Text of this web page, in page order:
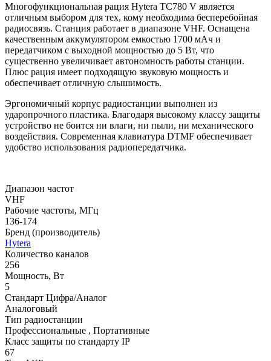
Многофункциональная рация Hytera TC780 V является
отличным выбором для тех, кому необходима бесперебойная
радиосвязь. Станция работает в диапазоне VHF. Оснащена
качественным аккумулятором емкостью 1700 мАч и
передатчиком с выходной мощностью до 5 Вт, что
существенно увеличивает автономность работы станции.
Плюс рация имеет подходящую звуковую мощность и
обеспечивает отличную слышимость.
Эргономичный корпус радиостанции выполнен из
ударопрочного пластика. Благодаря высокому классу защиты
устройство не боится ни влаги, ни пыли, ни механического
воздействия. Современная клавиатура DTMF обеспечивает
удобство использования радиопередатчика.
Диапазон частот
VHF
Рабочие частоты, МГц
136-174
Бренд (производитель)
Hytera
Количество каналов
256
Мощность, Вт
5
Стандарт Цифра/Аналог
Аналоговый
Тип радиостанции
Профессиональные , Портативные
Класс защиты по стандарту IP
67